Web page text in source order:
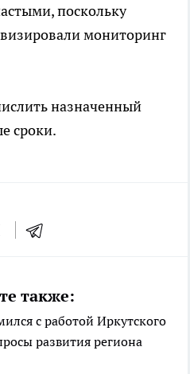
поскольку
мониторинг
назначенный
сроки.
также:
с работой Иркутского
развития региона